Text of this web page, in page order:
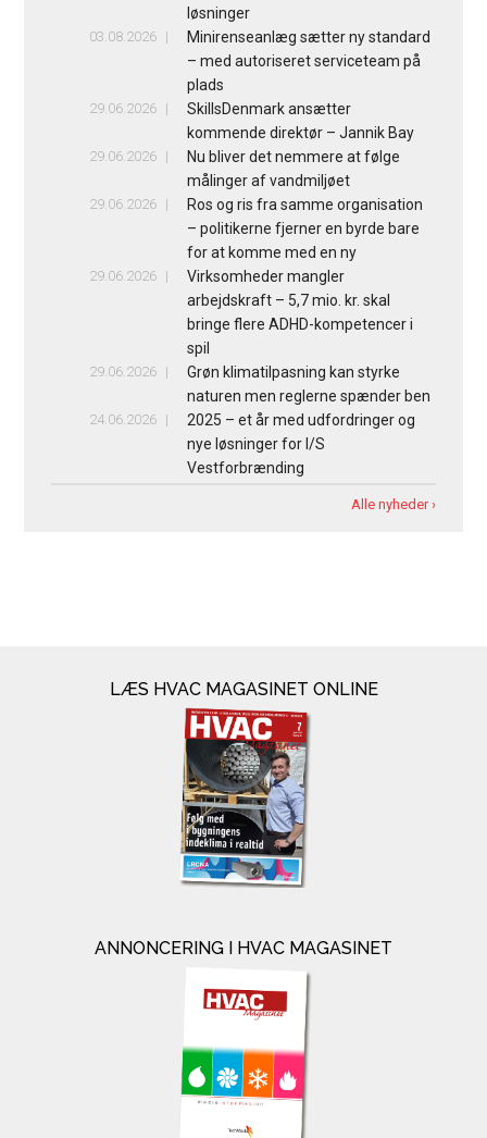
løsninger
03.08.2026
Minirenseanlæg sætter ny standard
– med autoriseret serviceteam på
plads
29.06.2026
SkillsDenmark ansætter
kommende direktør – Jannik Bay
29.06.2026
Nu bliver det nemmere at følge
målinger af vandmiljøet
29.06.2026
Ros og ris fra samme organisation
– politikerne fjerner en byrde bare
for at komme med en ny
29.06.2026
Virksomheder mangler
arbejdskraft – 5,7 mio. kr. skal
bringe flere ADHD-kompetencer i
spil
29.06.2026
Grøn klimatilpasning kan styrke
naturen men reglerne spænder ben
24.06.2026
2025 – et år med udfordringer og
nye løsninger for I/S
Vestforbrænding
Alle nyheder ›
LÆS HVAC MAGASINET ONLINE
ANNONCERING I HVAC MAGASINET